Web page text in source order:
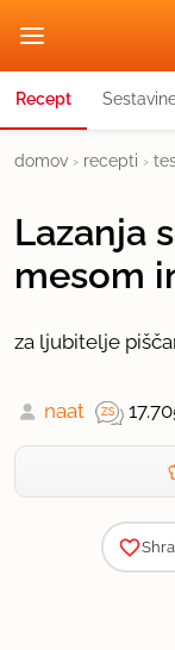
Recept
domov › recepti ›
Lazanja
mesom
za ljubitelje
naat